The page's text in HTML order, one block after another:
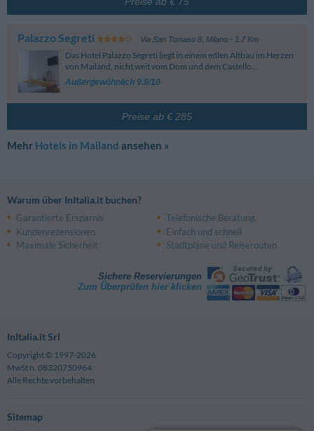
Palazzo Segreti Via San Tomaso 8, Milano- 1.7 Km
Das Hotel Palazzo Segreti liegt in einem edlen Altbau im Herzen
von Mailand, nicht weit vom Dom und dem Castello...
Außergewöhnlich 9.9/10
Preise ab € 285
Mehr Hotels in Mailand ansehen »
Warum über InItalia.it buchen?
Garantierte Ersparnis
Telefonische Beratung
Kundenrezensionen
Einfach und schnell
Maximale Sicherheit
Stadtpläne und Reiserouten
Sichere Reservierungen
Zum Überprüfen hier klicken
InItalia.it Srl
Copyright © 1997-2026
MwSt n. 08320750964
Alle Rechte vorbehalten
Sitemap